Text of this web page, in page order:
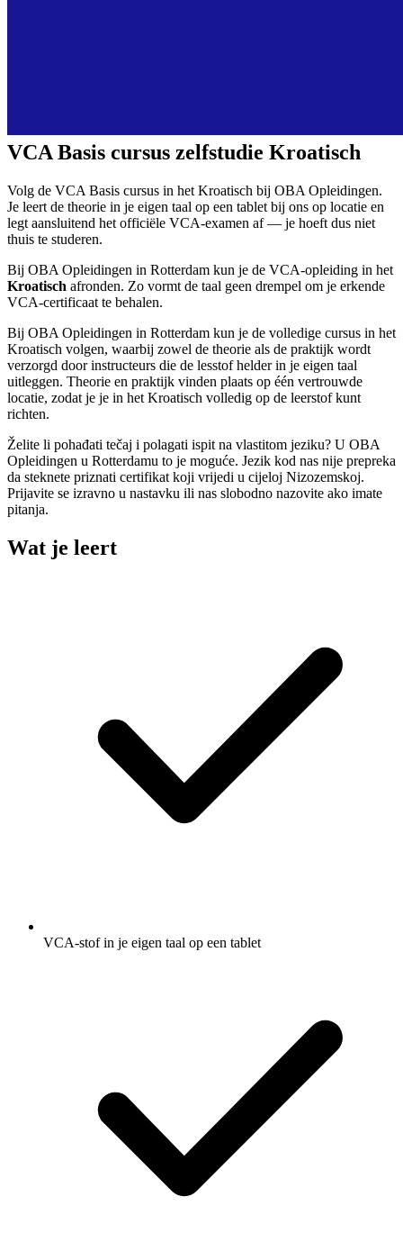
VCA Basis cursus zelfstudie Kroatisch
Volg de VCA Basis cursus in het Kroatisch bij OBA Opleidingen.
Je leert de theorie in je eigen taal op een tablet bij ons op locatie en
legt aansluitend het officiële VCA-examen af — je hoeft dus niet
thuis te studeren.
Bij OBA Opleidingen in Rotterdam kun je de VCA-opleiding in het
Kroatisch afronden. Zo vormt de taal geen drempel om je erkende
VCA-certificaat te behalen.
Bij OBA Opleidingen in Rotterdam kun je de volledige cursus in het
Kroatisch volgen, waarbij zowel de theorie als de praktijk wordt
verzorgd door instructeurs die de lesstof helder in je eigen taal
uitleggen. Theorie en praktijk vinden plaats op één vertrouwde
locatie, zodat je je in het Kroatisch volledig op de leerstof kunt
richten.
Želite li pohađati tečaj i polagati ispit na vlastitom jeziku? U OBA
Opleidingen u Rotterdamu to je moguće. Jezik kod nas nije prepreka
da steknete priznati certifikat koji vrijedi u cijeloj Nizozemskoj.
Prijavite se izravno u nastavku ili nas slobodno nazovite ako imate
pitanja.
Wat je leert
VCA-stof in je eigen taal op een tablet